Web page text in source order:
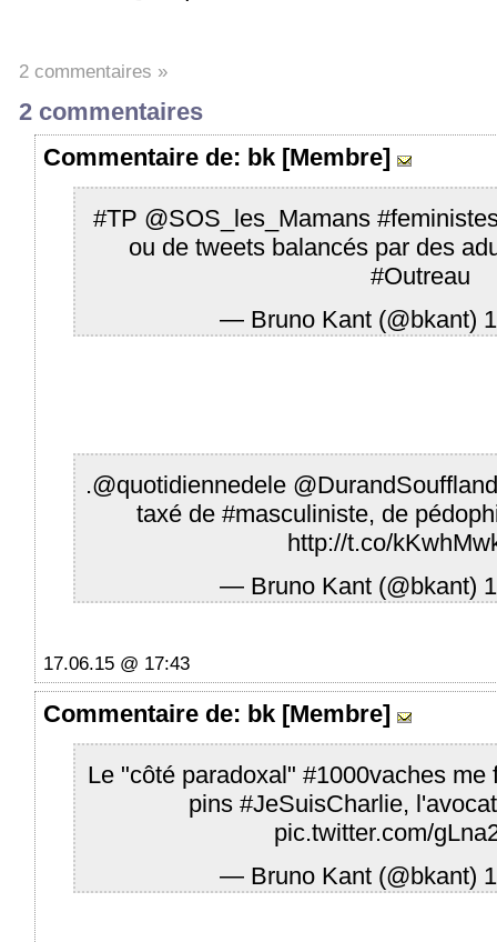
2 commentaires »
2 commentaires
Commentaire de: bk [Membre]
#TP @SOS_les_Mamans
ou de tweets balancés par des
#Outreau
— Bruno Kant (@bkant)
.@quotidiennedele
taxé de #masculiniste, de
http://t.co/
— Bruno Kant (@bkant)
17.06.15 @ 17:43
Commentaire de: bk [Membre]
Le "côté paradoxal"#1000vaches me
pins#JeSuisCharlie,
pic.twitter.com/
— Bruno Kant (@bkant)